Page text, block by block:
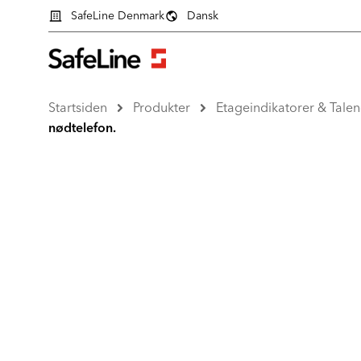
SafeLine Denmark Dansk
Startsiden Produkter Etageindikatorer &
nødtelefon.